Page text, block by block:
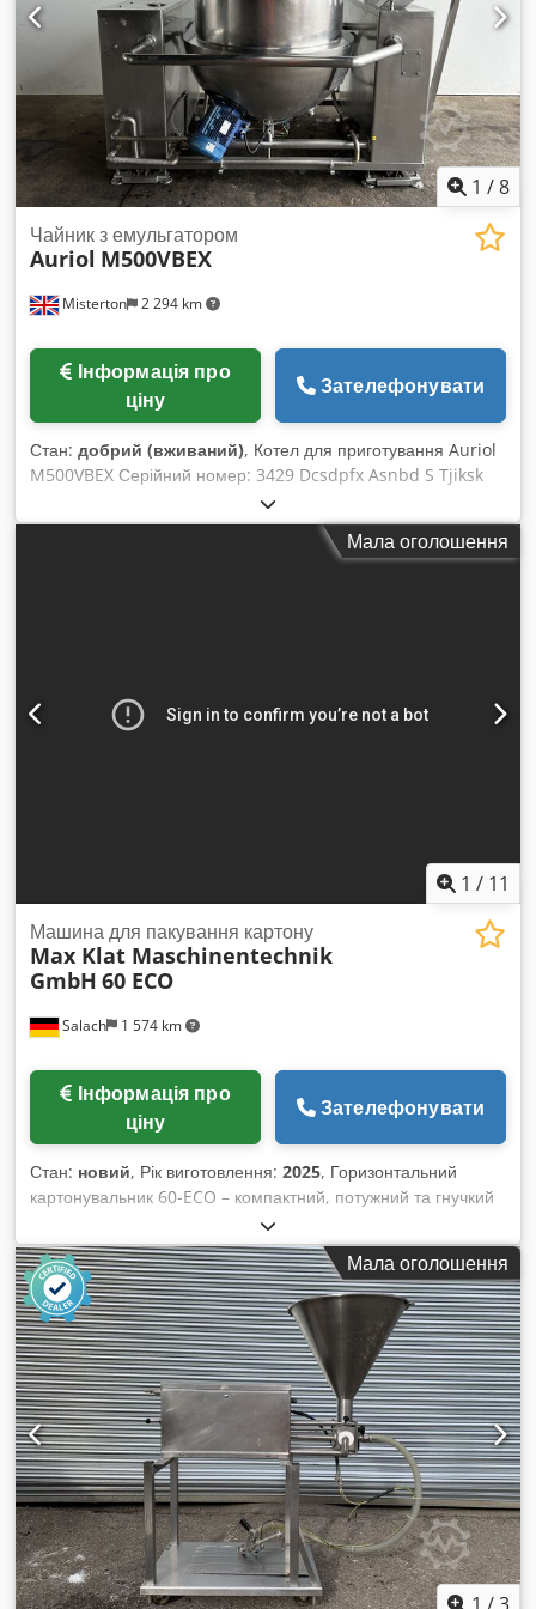
1 /8
Misterton 2 294 km
Чайник з емульгатором
Auriol M500VBEX
ціну
Зателефонувати
Стан: добрий (вживаний), Котел для приготування Auriol
M500VBEX Серійний номер: 3429 Dcsdpfx Asnbd S Tjiksk
Нержавіюча сталь, об’єм 500 л, парова сорочка, емульгатор
з мотором, розташованим знизу, діаметр емульгатора 120
мм, змінна швидкість, автоматичний нахил дляМала оголошення
1 / 11
Salach 1 574 km
Машина для пакування картону
Max Klat Maschinentechnik
GmbH 60 ECO
ціну
Зателефонувати
Стан: новий, Рік виготовлення: 2025, Горизонтальний
картонувальник 60-ECO – компактний, потужний та гнучкий
Брак місця – поширена проблема у харчовій промисловості.
З моделлю горизонтального картонувальника BASIS 50-ECO
ми пропонуємо компактне та високопродуктивне рішення!
Ця машина спеціально розроблена для ефективної обробки
різноманітних розмірів складних коробок у мінімальному
просторі. При базовій довжині всього 2 284 мм (з
можливістю подовження стрічкового конвеєра) вона
забезпечує продуктивність до 60 складних коробок за
хвилину. Технічні особливості: Індивідуальне налаштування
подачі продукту: стрічковий конвеєр може бути адаптовано
згідно з вимогою замовника. Автоматичне групування
продукту: автоматизована синхронізація продуктів може
бути нами спроектована та інтегрована у лінію. Область
пакування: обробка складних коробок з довжиною до 220
мм (A), шириною до 120 мм (B), висотою до 400 мм (H).
Перевірені рішення для максимальної надійності:
Мала оголошення